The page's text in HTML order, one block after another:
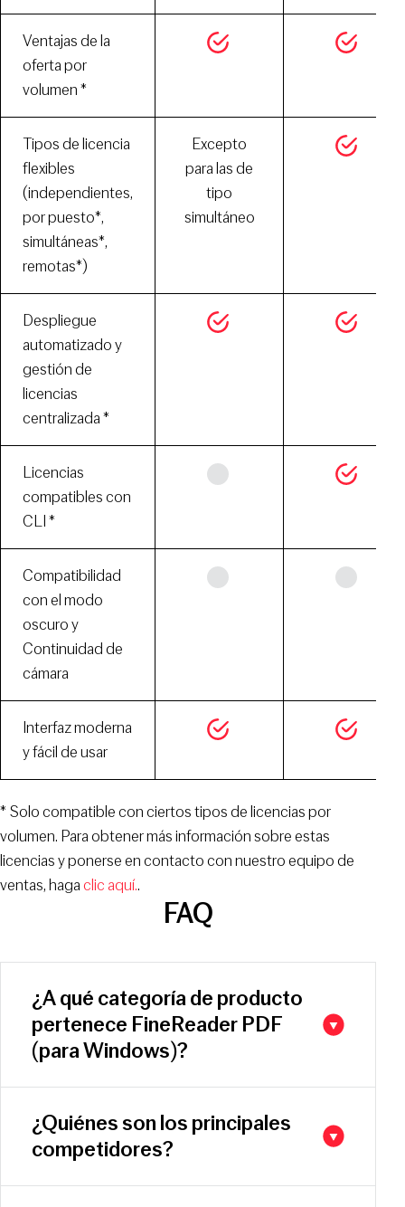
Ventajas de la
oferta por
volumen *
Tipos de licencia
flexibles
(independientes,
por puesto*,
simultáneas*,
remotas*)
Excepto
para las de
tipo
simultáneo
Despliegue
automatizado y
gestión de
licencias
centralizada *
Licencias
compatibles con
CLI *
Compatibilidad
con el modo
oscuro y
Continuidad de
cámara
Interfaz moderna
y fácil de usar
* Solo compatible con ciertos tipos de licencias por
volumen. Para obtener más información sobre estas
licencias y ponerse en contacto con nuestro equipo de
ventas, hagaclic aquí..
FAQ
¿A qué categoría de producto
pertenece FineReader PDF
(para Windows)?
¿Quiénes son los principales
competidores?